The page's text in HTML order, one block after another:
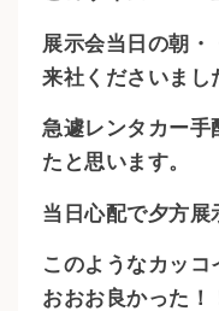
展示会当日の朝
来社くださいま
急遽レンタカー手
たと思います。
当日心配で夕方展
このようなカッ
おおお良かった！